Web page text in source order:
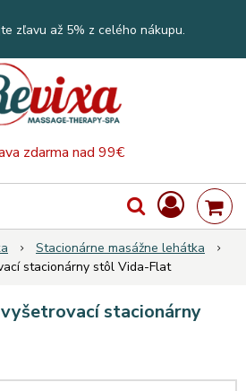
zdarma nad 99€
zľavu až 5% z celého nákupu.
Stacionárne masážne lehátka
stacionárny stôl Vida-Flat
vyšetrovací stacionárny